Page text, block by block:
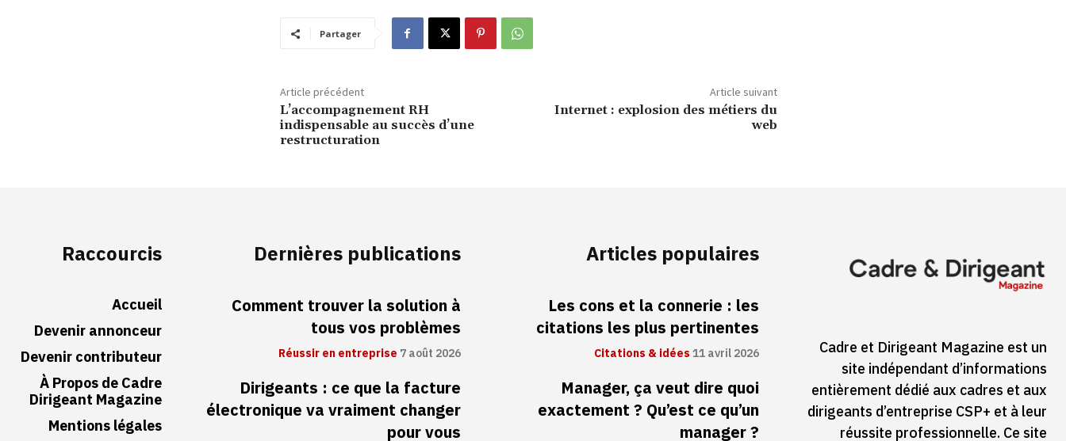
Partager
Article précédent
L’accompagnement RH
indispensable au succès d’une
restructuration
Article suivant
Internet : explosion des métiers du
web
Raccourcis
Accueil
Devenir annonceur
Devenir contributeur
À Propos de Cadre
Dirigeant Magazine
Mentions légales
Dernières publications
Comment trouver la solution à
tous vos problèmes
Réussir en entreprise 7 août 2026
Dirigeants : ce que la facture
électronique va vraiment changer
pour vous
Articles populaires
Les cons et la connerie : les
citations les plus pertinentes
Citations & idées11 avril 2026
Manager, ça veut dire quoi
exactement ? Qu’est ce qu’un
manager ?
Cadre et Dirigeant Magazine est un
site indépendant d’informations
entièrement dédié aux cadres et aux
dirigeants d’entreprise CSP+ et à leur
réussite professionnelle. Ce site